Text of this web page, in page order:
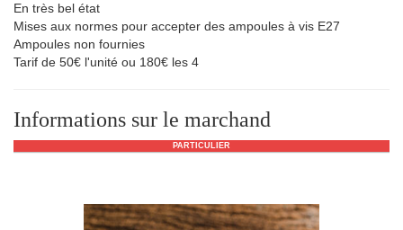
En très bel état
Mises aux normes pour accepter des ampoules à vis E27
Ampoules non fournies
Tarif de 50€ l'unité ou 180€ les 4
Informations sur le marchand
PARTICULIER